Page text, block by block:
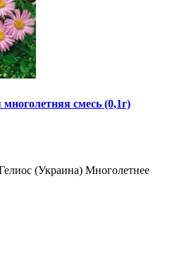
смесь (0,1г)
(Украина) Многолетнее